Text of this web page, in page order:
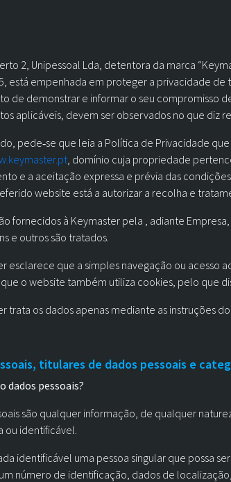
2, Unipessoal Lda, detentora da marca
está empenhada em proteger a privacidade
de demonstrar e informar o seu compromisso
aplicáveis, devem ser observados no que diz
pede‐se que leia a Política de Privacidade
, domínio cuja propriedade
e a aceitação expressa e prévia das
website está a autorizar a recolha e
fornecidos à Keymaster pela , adiante
e outros são tratados.
esclarece que a simples navegação ou acesso
que o website também utiliza cookies, pelo que
trata os dados apenas mediante as instruções
titulares de dados pessoais e
dados pessoais?
são qualquer informação, de qualquer
ou identificável.
identificável uma pessoa singular que possa
número de identificação, dados de